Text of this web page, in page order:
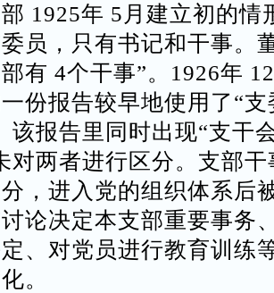
1925年 5月建立初的情
员，只有书记和干事。
有 4个干事”。1926年
份报告较早地使用了“支
该报告里同时出现“支干
对两者进行区分。支部
，进入党的组织体系后
论决定本支部重要事务
、对党员进行教育训练
。